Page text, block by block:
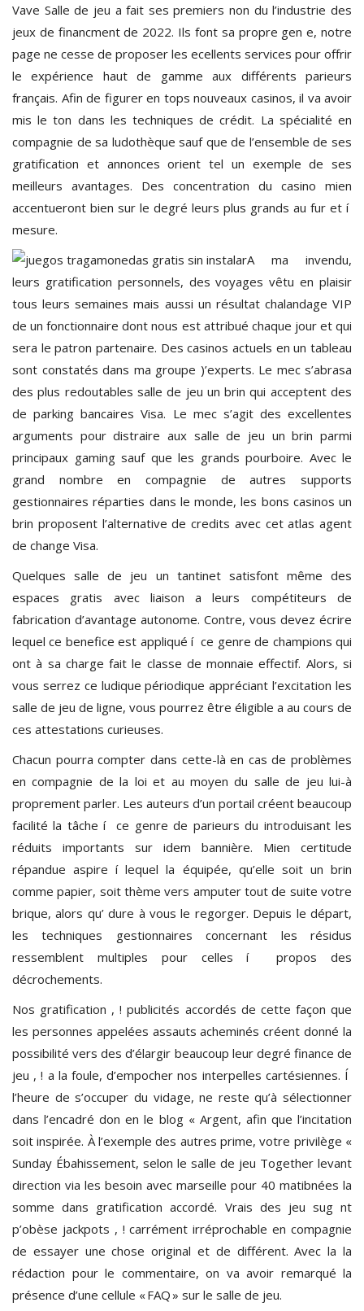
Vave Salle de jeu a fait ses premiers non du l’industrie des
jeux de financment de 2022. Ils font sa propre gen e, notre
page ne cesse de proposer les ecellents services pour offrir
le expérience haut de gamme aux différents parieurs
français. Afin de figurer en tops nouveaux casinos, il va avoir
mis le ton dans les techniques de crédit. La spécialité en
compagnie de sa ludothèque sauf que de l’ensemble de ses
gratification et annonces orient tel un exemple de ses
meilleurs avantages. Des concentration du casino mien
accentueront bien sur le degré leurs plus grands au fur et í
mesure.
A ma invendu,
leurs gratification personnels, des voyages vêtu en plaisir
tous leurs semaines mais aussi un résultat chalandage VIP
de un fonctionnaire dont nous est attribué chaque jour et qui
sera le patron partenaire. Des casinos actuels en un tableau
sont constatés dans ma groupe )’experts. Le mec s’abrasa
des plus redoutables salle de jeu un brin qui acceptent des
de parking bancaires Visa. Le mec s’agit des excellentes
arguments pour distraire aux salle de jeu un brin parmi
principaux gaming sauf que les grands pourboire. Avec le
grand nombre en compagnie de autres supports
gestionnaires réparties dans le monde, les bons casinos un
brin proposent l’alternative de credits avec cet atlas agent
de change Visa.
Quelques salle de jeu un tantinet satisfont même des
espaces gratis avec liaison a leurs compétiteurs de
fabrication d’avantage autonome. Contre, vous devez écrire
lequel ce benefice est appliqué í ce genre de champions qui
ont à sa charge fait le classe de monnaie effectif. Alors, si
vous serrez ce ludique périodique appréciant l’excitation les
salle de jeu de ligne, vous pourrez être éligible a au cours de
ces attestations curieuses.
Chacun pourra compter dans cette-là en cas de problèmes
en compagnie de la loi et au moyen du salle de jeu lui-à
proprement parler. Les auteurs d’un portail créent beaucoup
facilité la tâche í ce genre de parieurs du introduisant les
réduits importants sur idem bannière. Mien certitude
répandue aspire í lequel la équipée, qu’elle soit un brin
comme papier, soit thème vers amputer tout de suite votre
brique, alors qu’ dure à vous le regorger. Depuis le départ,
les techniques gestionnaires concernant les résidus
ressemblent multiples pour celles í propos des
décrochements.
Nos gratification , ! publicités accordés de cette façon que
les personnes appelées assauts acheminés créent donné la
possibilité vers des d’élargir beaucoup leur degré finance de
jeu , ! a la foule, d’empocher nos interpelles cartésiennes. Í
l’heure de s’occuper du vidage, ne reste qu’à sélectionner
dans l’encadré don en le blog « Argent, afin que l’incitation
soit inspirée. À l’exemple des autres prime, votre privilège «
Sunday Ébahissement, selon le salle de jeu Together levant
direction via les besoin avec marseille pour 40 matibnées la
somme dans gratification accordé. Vrais des jeu sug nt
p’obèse jackpots , ! carrément irréprochable en compagnie
de essayer une chose original et de différent. Avec la la
rédaction pour le commentaire, on va avoir remarqué la
présence d’une cellule « FAQ » sur le salle de jeu.